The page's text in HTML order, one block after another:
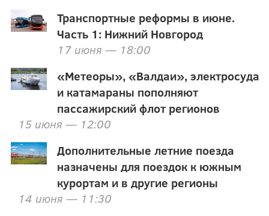
Транспортные реформы в июне.
Часть 1: Нижний Новгород
17 июня — 18:00
«Метеоры», «Валдаи», электросуда
и катамараны пополняют
пассажирский флот регионов
15 июня — 12:00
Дополнительные летние поезда
назначены для поездок к южным
курортам и в другие регионы
14 июня — 11:30